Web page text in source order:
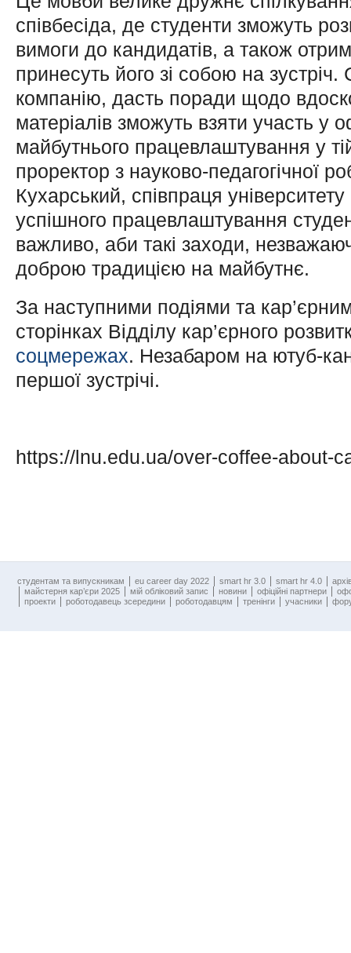
співбесіда, де студенти зможуть
вимоги до кандидатів, а також
принесуть його зі собою на
компанію, дасть поради щодо
матеріалів зможуть взяти участь у
майбутнього працевлаштування у
проректор з науково-педагогічної
Кухарський, співпраця
успішного працевлаштування
важливо, аби такі заходи,
доброю традицією на майбутнє.
За наступними подіями та
сторінках Відділу кар’єрного
соцмережах. Незабаром на ютуб-
першої зустрічі.
https://lnu.edu.ua/over-coffee-about-
cтудентам та випускникам eu career day 2022 smart hr 3.0 smart hr 4.0
майстерня кар’єри 2025
мій обліковий запис новини офіційні партнери
проекти
роботодавець зсередини роботодавцям тренінги учасники